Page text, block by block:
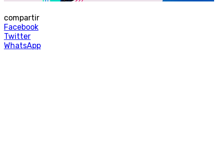
compartir
Facebook
Twitter
WhatsApp